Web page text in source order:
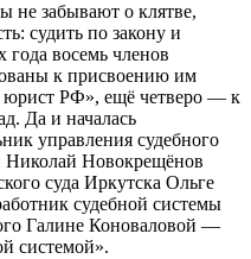
не забывают о клятве,
судить по закону и
года восемь членов
к присвоению им
юрист РФ», ещё четверо — к
Да и началась
управления судебного
Николай Новокрещёнов
суда Иркутска Ольге
судебной системы
Галине Коноваловой —
системой».